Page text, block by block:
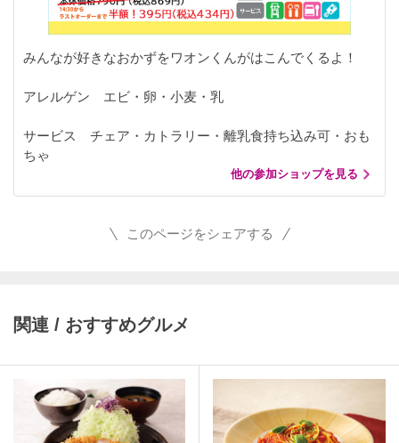
みんなが好きなおかずをワオンくんがはこんでくるよ！
アレルゲン エビ・卵・小麦・乳
サービス チェア・カトラリー・離乳食持ち込み可・おも
ちゃ
他の参加ショップを見る
このページをシェアする
関連 / おすすめグルメ